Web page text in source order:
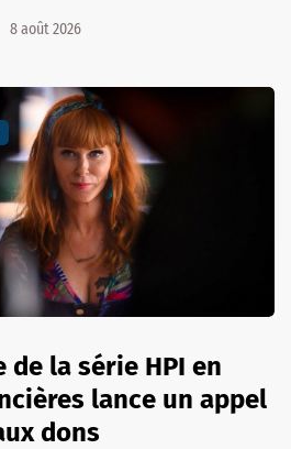
8 août 2026
de la série HPI en
lance un appel
dons